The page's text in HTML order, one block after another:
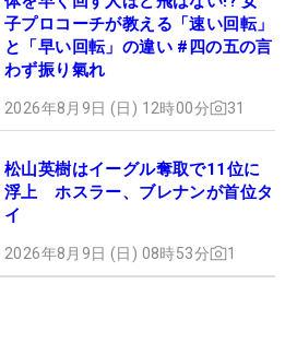
子プロコーチが教える「速い回転」
と「早い回転」の違い #四の五の言
わず振り氣れ
2026年8月9日 (日) 12時00分 31
松山英樹はイーグル奪取で11位に
浮上 ホスラー、ブレナンが首位タ
イ
2026年8月9日 (日) 08時53分 1